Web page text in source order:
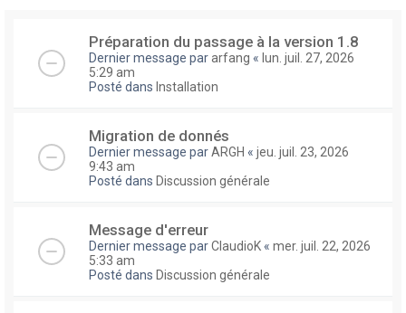
Préparation du passage à la version 1.8
Dernier message pararfang « lun. juil. 27, 2026
5:29 am
Posté dans Installation
Migration de donnés
Dernier message parARGH « jeu. juil. 23, 2026
9:43 am
Posté dans Discussion générale
Message d'erreur
Dernier message parClaudioK « mer. juil. 22, 2026
5:33 am
Posté dans Discussion générale